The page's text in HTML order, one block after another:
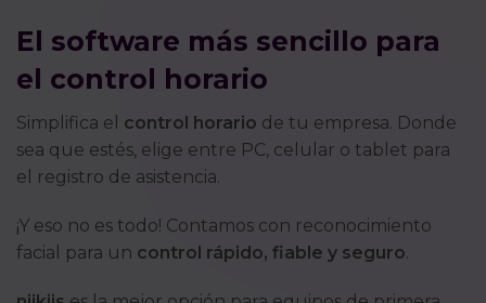
El software más sencillo para
el control horario
Simplifica el control horario de tu empresa. Donde
sea que estés, elige entre PC, celular o tablet para
el registro de asistencia.
¡Y eso no es todo! Contamos con reconocimiento
facial para un control rápido, fiable y seguro.